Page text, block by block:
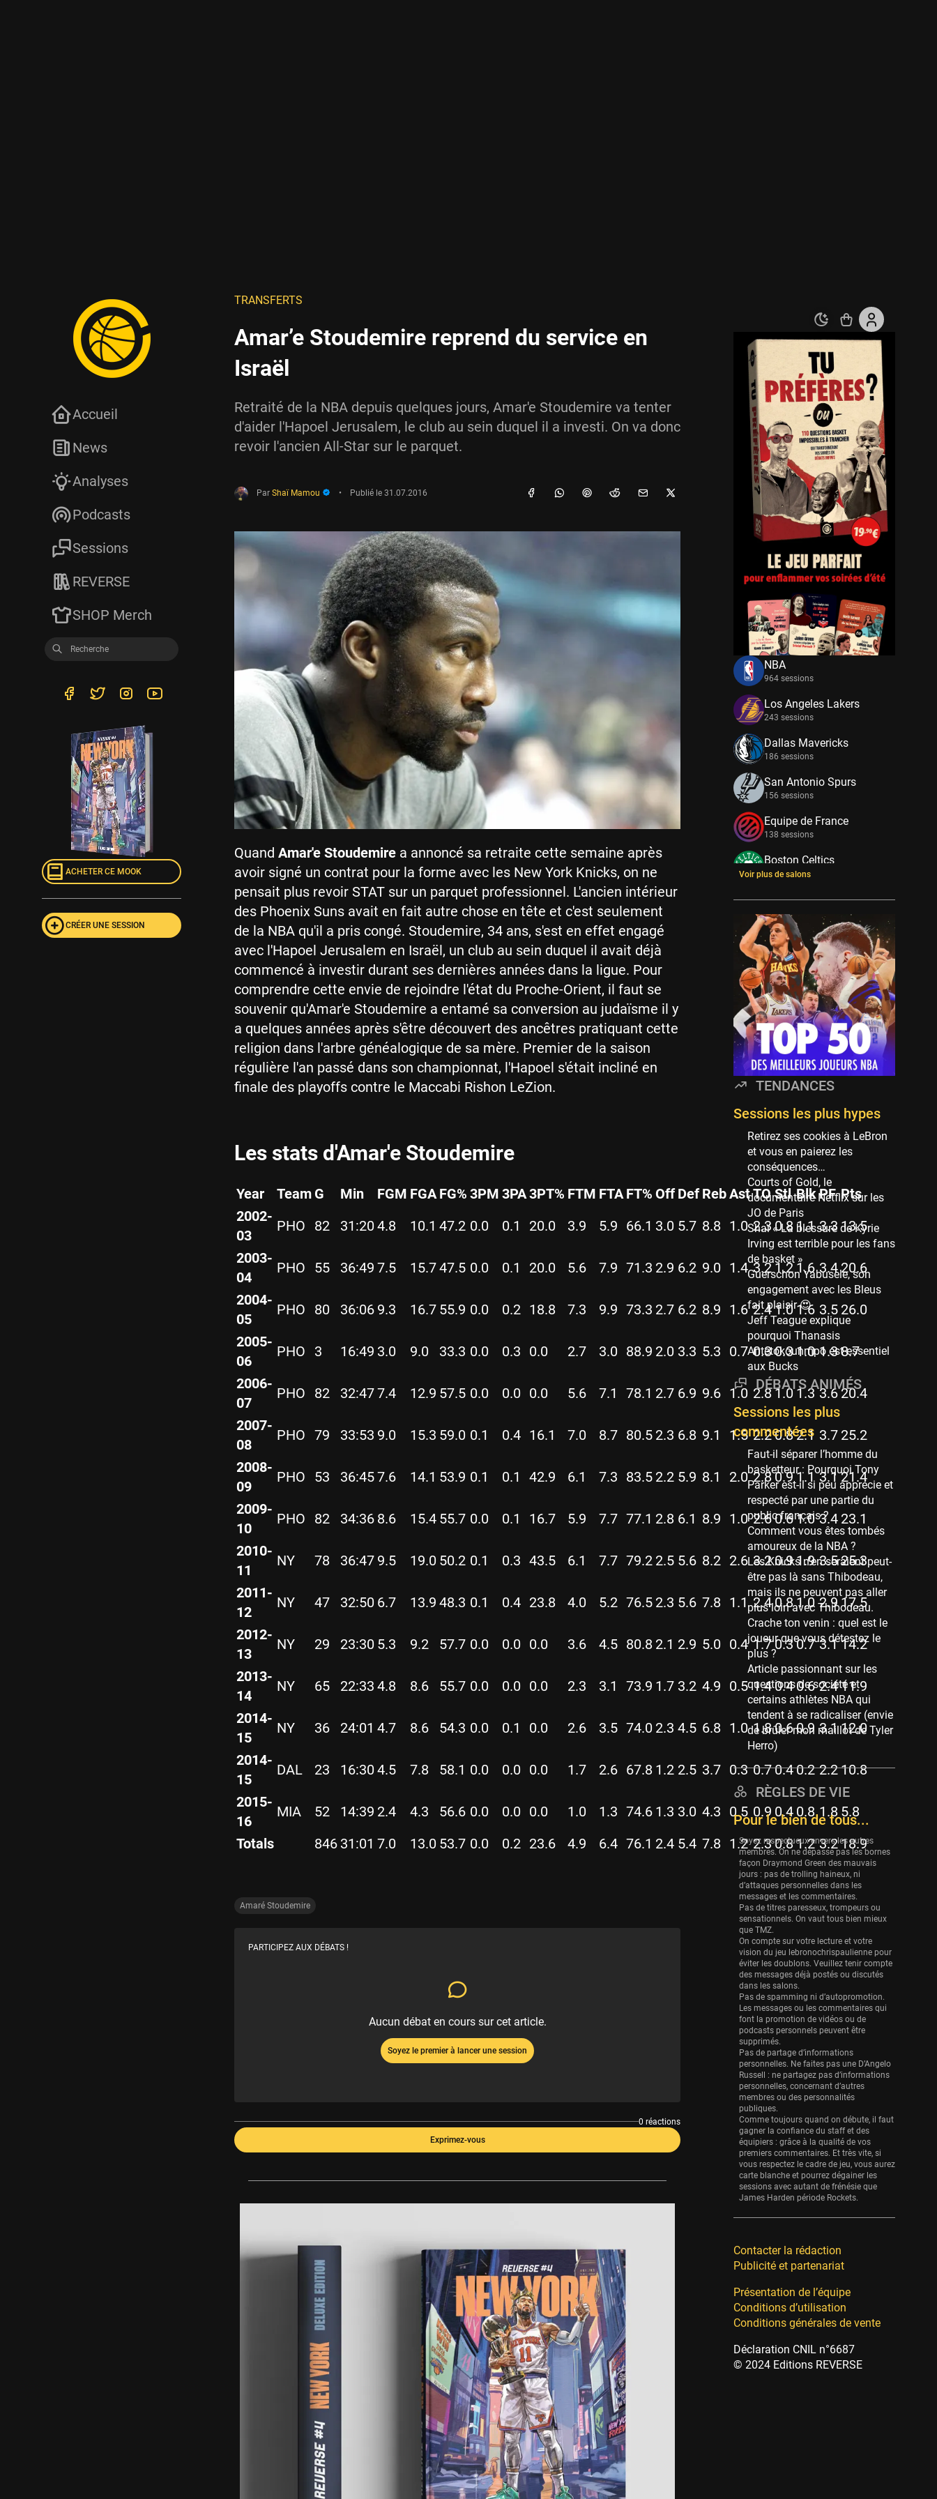
TRANSFERTS
Amar’e Stoudemire reprend du service en
Israël
Retraité de la NBA depuis quelques jours, Amar'e Stoudemire va tenter
d'aider l'Hapoel Jerusalem, le club au sein duquel il a investi. On va donc
revoir l'ancien All-Star sur le parquet.
Par Shaï Mamou • Publié le 31.07.2016
Quand Amar'e Stoudemire a annoncé sa retraite cette semaine après
avoir signé un contrat pour la forme avec les New York Knicks, on ne
pensait plus revoir STAT sur un parquet professionnel. L'ancien intérieur
des Phoenix Suns avait en fait autre chose en tête et c'est seulement
de la NBA qu'il a pris congé. Stoudemire, 34 ans, s'est en effet engagé
avec l'Hapoel Jerusalem en Israël, un club au sein duquel il avait déjà
commencé à investir durant ses dernières années dans la ligue. Pour
comprendre cette envie de rejoindre l'état du Proche-Orient, il faut se
souvenir qu'Amar'e Stoudemire a entamé sa conversion au judaïsme il y
a quelques années après s'être découvert des ancêtres pratiquant cette
religion dans l'arbre généalogique de sa mère. Premier de la saison
régulière l'an passé dans son championnat, l'Hapoel s'était incliné en
finale des playoffs contre le Maccabi Rishon LeZion.
Les stats d'Amar'e Stoudemire
Year Team G Min FGM FGA FG% 3PM 3PA3PT% FTM FTA FT% Off Def RebAstTO Stl BlkPF Pts
2002-
03
PHO 82 31:20 4.8 10.1 47.2 0.0 0.1 20.0 3.9 5.9 66.1 3.0 5.7 8.8 1.0 2.3 0.8 1.1 3.3 13.5
2003-
04
PHO 55 36:49 7.5 15.747.5 0.0 0.1 20.0 5.6 7.9 71.3 2.9 6.2 9.0 1.4 3.2 1.2 1.6 3.420.6
2004-
05
PHO 80 36:06 9.3 16.7 55.9 0.0 0.2 18.8 7.3 9.9 73.3 2.7 6.2 8.9 1.6 2.41.0 1.6 3.5 26.0
2005-
06
PHO 3 16:49 3.0 9.0 33.3 0.0 0.3 0.0 2.7 3.0 88.9 2.0 3.3 5.3 0.7 0.30.31.0 1.38.7
2006-
07
PHO 82 32:477.4 12.9 57.5 0.0 0.0 0.0 5.6 7.1 78.1 2.7 6.9 9.6 1.0 2.81.0 1.3 3.6 20.4
2007-
08
PHO 79 33:53 9.0 15.3 59.0 0.1 0.4 16.1 7.0 8.7 80.5 2.3 6.8 9.1 1.5 2.20.82.1 3.7 25.2
2008-
09
PHO 53 36:457.6 14.1 53.9 0.1 0.1 42.9 6.1 7.3 83.5 2.2 5.9 8.1 2.0 2.80.91.1 3.121.4
2009-
10
PHO 82 34:36 8.6 15.4 55.7 0.0 0.1 16.7 5.9 7.7 77.1 2.8 6.1 8.9 1.0 2.60.61.0 3.4 23.1
2010-
11
NY 78 36:47 9.5 19.0 50.2 0.1 0.3 43.5 6.1 7.7 79.2 2.5 5.6 8.2 2.6 3.2 0.91.9 3.525.3
2011-
12
NY 47 32:50 6.7 13.9 48.3 0.1 0.4 23.8 4.0 5.2 76.5 2.3 5.6 7.8 1.1 2.40.81.0 2.917.5
2012-
13
NY 29 23:30 5.3 9.2 57.7 0.0 0.0 0.0 3.6 4.5 80.8 2.1 2.9 5.0 0.4 1.7 0.3 0.7 3.114.2
2013-
14
NY 65 22:33 4.8 8.6 55.7 0.0 0.0 0.0 2.3 3.1 73.9 1.7 3.2 4.9 0.5 1.4 0.4 0.6 2.411.9
2014-
15
NY 36 24:01 4.7 8.6 54.3 0.0 0.1 0.0 2.6 3.5 74.0 2.3 4.5 6.8 1.0 1.80.60.9 3.112.0
2014-
15
DAL 23 16:30 4.5 7.8 58.1 0.0 0.0 0.0 1.7 2.6 67.8 1.2 2.5 3.7 0.3 0.70.40.2 2.210.8
2015-
16
MIA 52 14:39 2.4 4.3 56.6 0.0 0.0 0.0 1.0 1.3 74.6 1.3 3.0 4.3 0.5 0.9 0.4 0.8 1.8 5.8
Totals
846 31:01 7.0 13.0 53.7 0.0 0.2 23.6 4.9 6.4 76.1 2.4 5.4 7.8 1.2 2.30.81.2 3.218.9
Amaré Stoudemire
PARTICIPEZ AUX DÉBATS !
Aucun débat en cours sur cet article.
Soyez le premier à lancer une session
0 réactions
Exprimez-vous
Accueil
News
Analyses
Podcasts
Sessions
REVERSE
SHOP Merch
ACHETER CE MOOK
CRÉER UNE SESSION
NBA
964 sessions
Los Angeles Lakers
243 sessions
Dallas Mavericks
186 sessions
San Antonio Spurs
156 sessions
Equipe de France
138 sessions
Boston Celtics
133 sessions
New York Knicks
114 sessions
Minnesota Timberwolves
114 sessions
Golden State Warriors
113 sessions
Denver Nuggets
106 sessions
WNBA
97 sessions
Philadelphia Sixers
89 sessions
Milwaukee Bucks
82 sessions
Hoop Culture
73 sessions
Oklahoma City Thunder
69 sessions
Phoenix Suns
69 sessions
Miami Heat
63 sessions
Los Angeles Clippers
61 sessions
Indiana Pacers
53 sessions
New Orleans Pelicans
52 sessions
Atlanta Hawks
45 sessions
Chicago Bulls
41 sessions
Memphis Grizzlies
39 sessions
Cleveland Cavaliers
Orlando Magic
36 sessions
Euroleague
34 sessions
Charlotte Hornets
32 sessions
31 sessions
Washington Wizards
29 sessions
Portland Trail Blazers
27 sessions
Eurobasket
25 sessions
Detroit Pistons
25 sessions
Brooklyn Nets
24 sessions
Sacramento Kings
24 sessions
Utah Jazz
22 sessions
Toronto Raptors
18 sessions
REVERSE
11 sessions
Bleues
0 sessions
Voir plus de salons
TENDANCES
Sessions les plus hypes
Retirez ses cookies à LeBron
et vous en paierez les
conséquences…
Courts of Gold, le
documentaire Netflix sur les
JO de Paris
Shaï « La blessure de Kyrie
Irving est terrible pour les fans
de basket »
Guerschon Yabusele, son
engagement avec les Bleus
fait plaisir 😍
Jeff Teague explique
pourquoi Thanasis
Antetokounmpo est essentiel
aux Bucks
DÉBATS ANIMÉS
Sessions les plus
commentées
Faut-il séparer l’homme du
basketteur : Pourquoi Tony
Parker est-il si peu apprécie et
respecté par une partie du
public français ?
Comment vous êtes tombés
amoureux de la NBA ?
Les Knicks n’en seraient peut-
être pas là sans Thibodeau,
mais ils ne peuvent pas aller
plus loin avec Thibodeau.
Crache ton venin : quel est le
joueur que vous détestez le
plus ?
Article passionnant sur les
questions de société et
certains athlètes NBA qui
tendent à se radicaliser (envie
de brûler mon maillot de Tyler
Herro)
RÈGLES DE VIE
Pour le bien de tous...
Soyez respectueux envers les autres
membres. On ne dépasse pas les bornes
façon Draymond Green des mauvais
jours : pas de trolling haineux, ni
d’attaques personnelles dans les
messages et les commentaires.
Pas de titres paresseux, trompeurs ou
sensationnels. On vaut tous bien mieux
que TMZ.
On compte sur votre lecture et votre
vision du jeu lebronochrispaulienne pour
éviter les doublons. Veuillez tenir compte
des messages déjà postés ou discutés
dans les salons.
Pas de spamming ni d’autopromotion.
Les messages ou les commentaires qui
font la promotion de vidéos ou de
podcasts personnels peuvent être
supprimés.
Pas de partage d’informations
personnelles. Ne faites pas une D’Angelo
Russell : ne partagez pas d’informations
personnelles, concernant d’autres
membres ou des personnalités
publiques.
Comme toujours quand on débute, il faut
gagner la confiance du staff et des
équipiers : grâce à la qualité de vos
premiers commentaires. Et très vite, si
vous respectez le cadre de jeu, vous aurez
carte blanche et pourrez dégainer les
sessions avec autant de frénésie que
James Harden période Rockets.
Contacter la rédaction
Publicité et partenariat
Présentation de l’équipe
Conditions d’utilisation
Conditions générales de vente
Déclaration CNIL n°6687
© 2024 Editions REVERSE